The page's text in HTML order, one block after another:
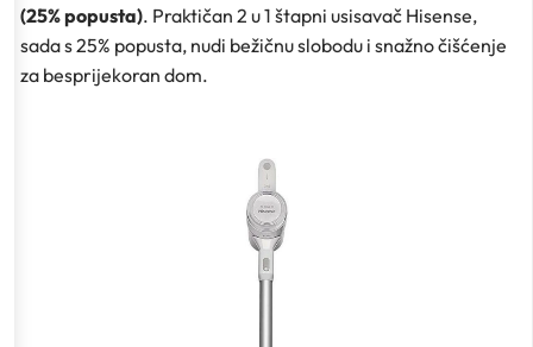
(25% popusta). Praktičan 2 u 1 štapni usisavač Hisense,
sada s 25% popusta, nudi bežičnu slobodu i snažno čišćenje
za besprijekoran dom.